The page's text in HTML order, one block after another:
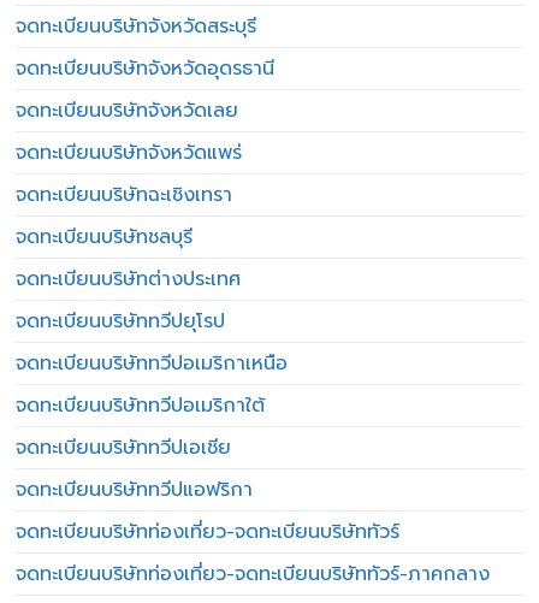
จดทะเบียนบริษัทจังหวัดสระบุรี
จดทะเบียนบริษัทจังหวัดอุดรธานี
จดทะเบียนบริษัทจังหวัดเลย
จดทะเบียนบริษัทจังหวัดแพร่
จดทะเบียนบริษัทฉะเชิงเทรา
จดทะเบียนบริษัทชลบุรี
จดทะเบียนบริษัทต่างประเทศ
จดทะเบียนบริษัททวีปยุโรป
จดทะเบียนบริษัททวีปอเมริกาเหนือ
จดทะเบียนบริษัททวีปอเมริกาใต้
จดทะเบียนบริษัททวีปเอเชีย
จดทะเบียนบริษัททวีปแอฟริกา
จดทะเบียนบริษัทท่องเที่ยว-จดทะเบียนบริษัททัวร์
จดทะเบียนบริษัทท่องเที่ยว-จดทะเบียนบริษัททัวร์-ภาคกลาง